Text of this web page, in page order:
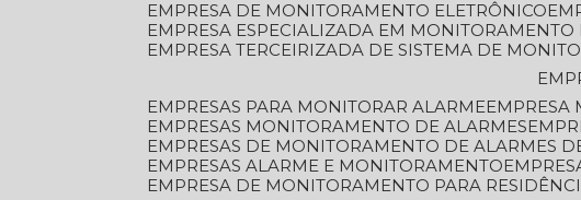
EMPRESA DE MONITORAMENTO ELETRÔNICO
EMPRESA ESPECIALIZADA EM
EMPRESA TERCEIRIZADA DE SISTEMA DE
EMPRESAS PARA MONITORAR ALARME
EMPRESAS MONITORAMENTO DE ALARMES
EMPRESAS DE MONITORAMENTO DE ALARMES
EMPRESAS ALARME E MONITORAMENTO
EMPRESA DE MONITORAMENTO PARA